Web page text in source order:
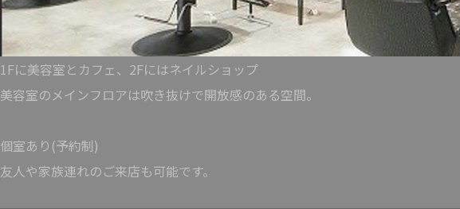
1Fに美容室とカフェ、2Fにはネイルショップ
美容室のメインフロアは吹き抜けで開放感のある空間。
個室あり(予約制)
友人や家族連れのご来店も可能です。